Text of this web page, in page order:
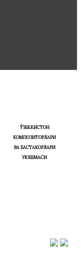
ЎЗБЕКИСТОН
КОМПОЗИТОРЛАРИ
ВА БАСТАКОРЛАРИ
УЮШМАСИ